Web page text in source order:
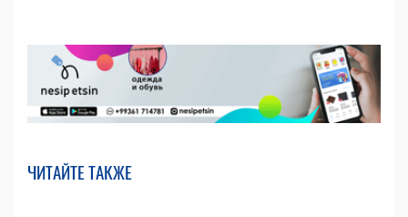
ЧИТАЙТЕ ТАКЖЕ